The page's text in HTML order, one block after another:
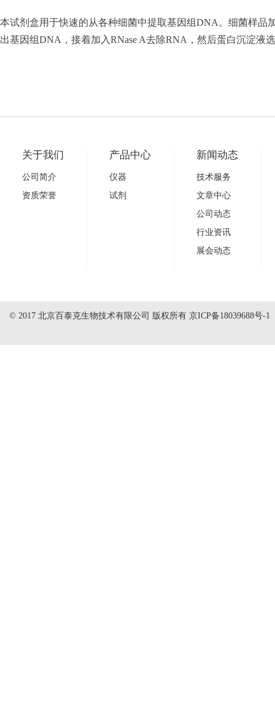
本试剂盒用于快速的从各种细菌中提取基因组DNA。细菌样品
出基因组DNA，接着加入RNase A去除RNA，然后蛋白沉淀
关于我们
公司简介
资质荣誉
产品中心
仪器
试剂
新闻动态
技术服务
文章中心
公司动态
行业资讯
展会动态
© 2017 北京百泰克生物技术有限公司 版权所有 京ICP备18039688号-1